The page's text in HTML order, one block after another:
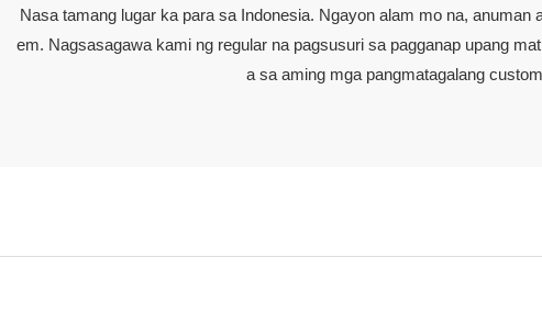
Nasa tamang lugar ka para sa Indonesia. Ngayon alam mo na,
em. Nagsasagawa kami ng regular na pagsusuri sa pagganap upang
a sa aming mga pangmatagalang